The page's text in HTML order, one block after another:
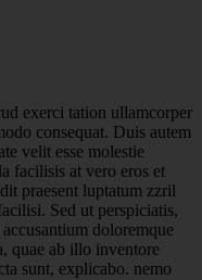
exerci tation ullamcorper
consequat. Duis autem
velit esse molestie
facilisis at vero eros et
praesent luptatum zzril
Sed ut perspiciatis,
doloremque
quae ab illo inventore
sunt, explicabo. nemo